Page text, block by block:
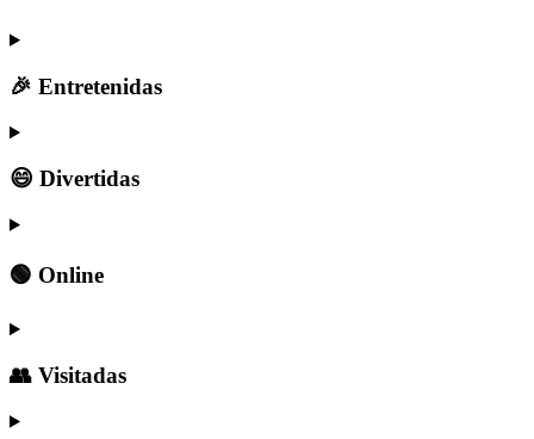
🎉 Entretenidas
😄 Divertidas
🟢 Online
👥 Visitadas